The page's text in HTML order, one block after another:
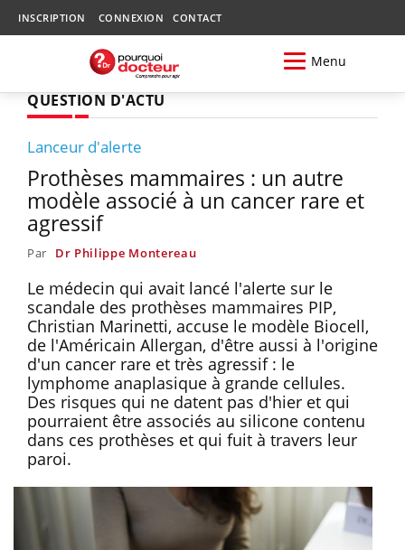
INSCRIPTION CONNEXION CONTACT
Menu
QUESTION D'ACTU
Lanceur d'alerte
Prothèses mammaires : un autre
modèle associé à un cancer rare et
agressif
Par Dr Philippe Montereau
Le médecin qui avait lancé l'alerte sur le
scandale des prothèses mammaires PIP,
Christian Marinetti, accuse le modèle Biocell,
de l'Américain Allergan, d'être aussi à l'origine
d'un cancer rare et très agressif : le
lymphome anaplasique à grande cellules.
Des risques qui ne datent pas d'hier et qui
pourraient être associés au silicone contenu
dans ces prothèses et qui fuit à travers leur
paroi.